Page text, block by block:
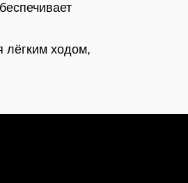
лёгким ходом,